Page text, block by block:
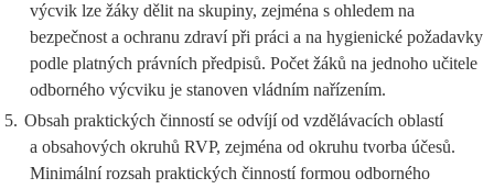
výcvik lze žáky dělit na skupiny, zejména s ohledem na
bezpečnost a ochranu zdraví při práci a na hygienické požadavky
podle platných právních předpisů. Počet žáků na jednoho učitele
odborného výcviku je stanoven vládním nařízením.
5. Obsah praktických činností se odvíjí od vzdělávacích oblastí
a obsahových okruhů RVP, zejména od okruhu tvorba účesů.
Minimální rozsah praktických činností formou odborného